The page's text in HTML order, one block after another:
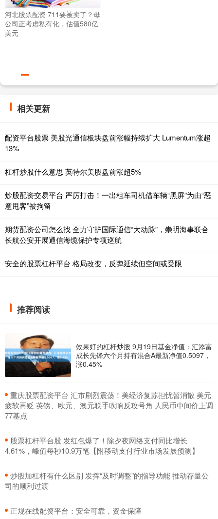
河北股票配资 711要被卖了？母
公司正考虑私有化，估值580亿
美元
相关更新
配资平台股票 美股光通信板块盘前涨幅持续扩大 Lumentum涨超
13%
杠杆炒股什么意思 英特尔美股盘前涨超5%
炒股配资交易平台 严厉打击！一出租车司机借车辆“黑屏”为由“恶
意甩客”被拘留
期货配资公司怎么找 全力守护国际通信“大动脉”，崇明海事联合
长航公安开展通信海缆保护专项巡航
安全的股票杠杆平台 格局改变，反弹延续但空间或受限
推荐阅读
效果好的杠杆炒股 9月19日基金净值：汇添富
成长先锋六个月持有混合A最新净值0.5097，
涨0.45%
​重庆股票配资平台 汇市剧烈震荡！美经济复苏担忧暂消散 美元
疲软再贬 英镑、欧元、澳元联手吹响反攻号角 人民币中间价上调
77基点
​股票杠杆平台股 发红包爆了！除夕夜网络支付同比增长
4.61%，峰值每秒10.9万笔【附移动支付行业市场发展预测】
​炒股加杠杆有什么区别 发挥“及时调整”的指导功能 推动存量公
司的顺利过渡
​正规在线配资平台：安全可靠，资金保障